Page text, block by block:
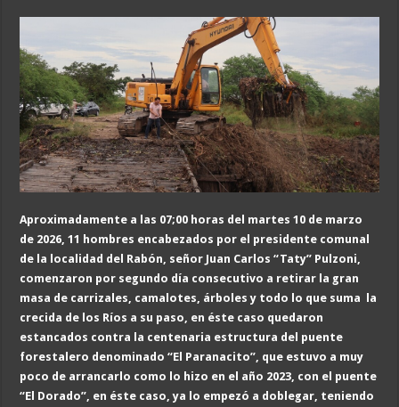
Aproximadamente a las 07;00 horas del martes 10 de marzo
de 2026, 11 hombres encabezados por el presidente comunal
de la localidad del Rabón, señor Juan Carlos “Taty” Pulzoni,
comenzaron por segundo día consecutivo a retirar la gran
masa de carrizales, camalotes, árboles y todo lo que suma
la
crecida de los Ríos a su paso, en éste caso quedaron
estancados contra la centenaria estructura del puente
forestalero denominado “El Paranacito”, que estuvo a muy
poco de arrancarlo como lo hizo en el año 2023, con el puente
“El Dorado”, en éste caso, ya lo empezó a doblegar, teniendo